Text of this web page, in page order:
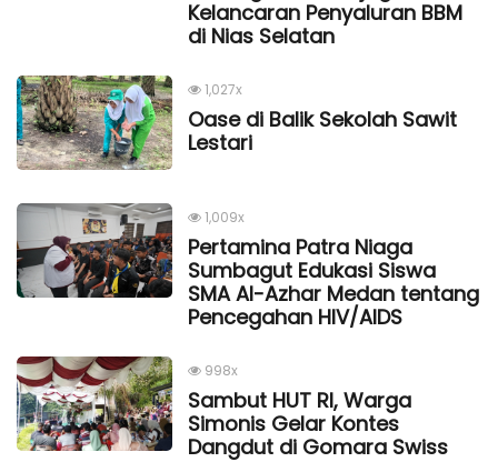
Kelancaran Penyaluran BBM
di Nias Selatan
1,027x
Oase di Balik Sekolah Sawit
Lestari
1,009x
Pertamina Patra Niaga
Sumbagut Edukasi Siswa
SMA Al-Azhar Medan tentang
Pencegahan HIV/AIDS
998x
Sambut HUT RI, Warga
Simonis Gelar Kontes
Dangdut di Gomara Swiss